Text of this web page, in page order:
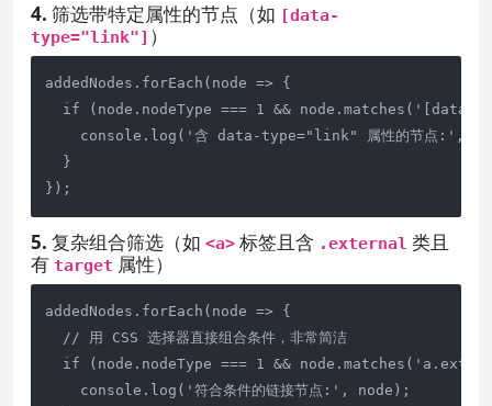
4. 筛选带特定属性的节点（如 [data-
type="link"] ）
addedNodes.forEach(node => {
if (node.nodeType === 1 && node.matches('[data-
console.log('含 data-type="link" 属性的节点:',
  }
});
5. 复杂组合筛选（如 <a> 标签且含 .external 类且
有 target 属性）
addedNodes.forEach(node => {
  // 用 CSS 选择器直接组合条件，非常简洁
if (node.nodeType === 1 &&
    console.log('符合条件的链接节点:', node);